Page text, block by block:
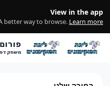
View in the app
better way to browse. Learn more
משחק